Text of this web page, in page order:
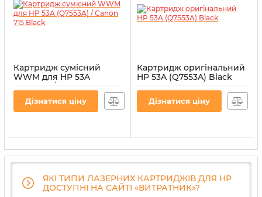
Картридж сумісний
WWM для HP 53A
(Q7553A) / Canon 715
Black
Артикул:
Дізнатися ціну
Картридж оригінальний
HP 53A (Q7553A) Black
Артикул:CT-HP-Q7553A
Дізнатися ціну
ЯКІ ТИПИ ЛАЗЕРНИХ КАРТРИДЖІВ ДЛЯ HP
ДОСТУПНІ НА САЙТІ «ВИТРАТНИК»?